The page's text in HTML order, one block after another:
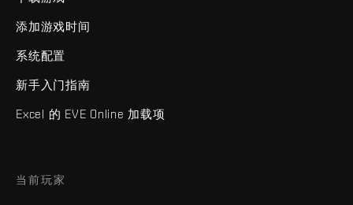
添加游戏时间
系统配置
新手入门指南
Excel 的 EVE Online 加载项
当前玩家